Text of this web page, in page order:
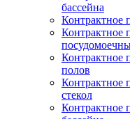
бассейна
Контрактное
Контрактное
Контрактное
полов
Контрактное
стекол
Контрактное